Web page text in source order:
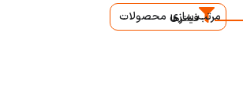
فیلترها
مرتب سازی محصولات